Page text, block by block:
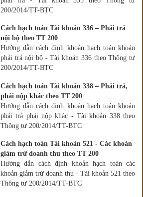
200/2014/TT-BTC
Cách hạch toán Tài khoản 336 – Phải trả
nội bộ theo TT 200
Hướng dẫn cách định khoản hạch toán khoản
phải trả nội bộ - Tài khoản 336 theo Thông tư
200/2014/TT-BTC
Cách hạch toán Tài khoản 338 – Phải trả,
phải nộp khác theo TT 200
Hướng dẫn cách định khoản hạch toán khoản
phải trả phải nộp khác - Tài khoản 338 theo
Thông tư 200/2014/TT-BTC
Cách hạch toán Tài khoản 521 - Các khoản
giảm trừ doanh thu theo TT 200
Hướng dẫn cách định khoản hạch toán các
khoản giảm trừ doanh thu - Tài khoản 521 theo
Thông tư 200/2014/TT-BTC